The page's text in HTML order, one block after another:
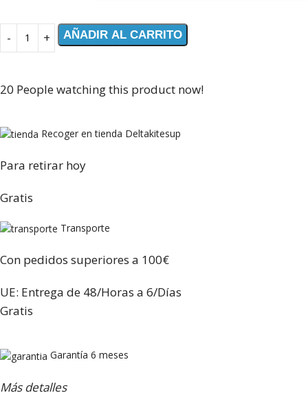
AÑADIR AL CARRITO
20 People watching this product now!
Recoger en tienda Deltakitesup
Para retirar hoy
Gratis
Transporte
Con pedidos superiores a 100€
UE: Entrega de 48/Horas a 6/Días
Gratis
Garantía 6 meses
Más detalles